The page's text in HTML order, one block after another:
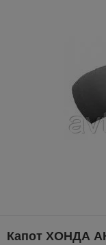
Капот ХОНДА